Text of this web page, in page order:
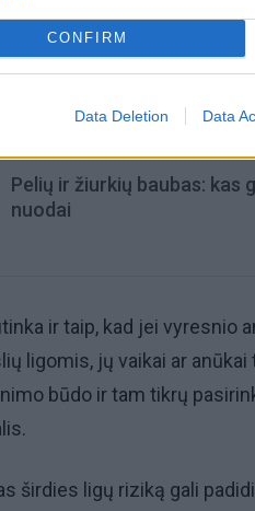
CONFIRM
Data Deletion Data
teatro istorijoje“
Pelių ir žiurkių baubas: kas
nuodai
ir taip, kad jei vyresnio
ligomis, jų vaikai ar
būdo ir tam tikrų
širdies ligų riziką gali